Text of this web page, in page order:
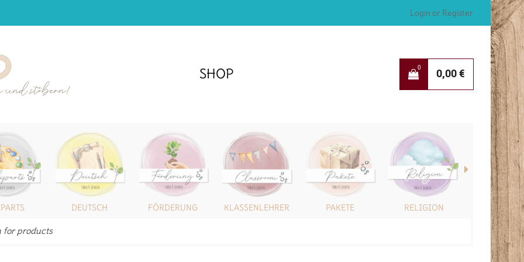
Login or Register
SHOP 0 0,00€
DEUTSCH FÖRDERUNG KLASSENLEHRER PAKETE RELIGION